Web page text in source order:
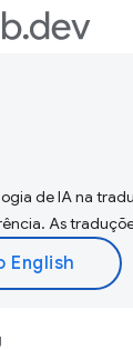
de IA na
As